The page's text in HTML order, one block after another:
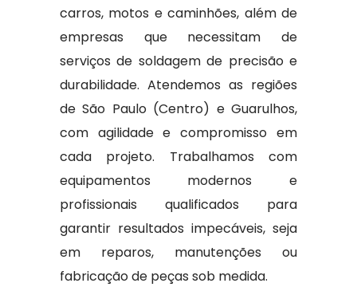
carros, motos e caminhões, além de
empresas que necessitam de
serviços de soldagem de precisão e
durabilidade. Atendemos as regiões
de São Paulo (Centro) e Guarulhos,
com agilidade e compromisso em
cada projeto. Trabalhamos com
equipamentos modernos e
profissionais qualificados para
garantir resultados impecáveis, seja
em reparos, manutenções ou
fabricação de peças sob medida.